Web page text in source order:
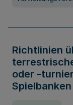
Richtlinien
oder -